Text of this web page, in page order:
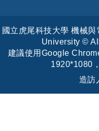
國立虎尾科技大學 機械
University ©
建議使用Google
1920*1080
造訪